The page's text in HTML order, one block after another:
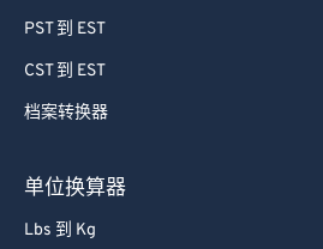
PST 到 EST
CST 到 EST
档案转换器
单位换算器
Lbs 到 Kg